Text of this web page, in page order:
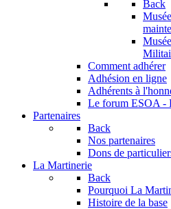
Back
Comment adhérer
Adhésion en ligne
Adhérents à
Le forum ESOA -
Partenaires
Back
Nos partenaires
Dons de
La Martinerie
Back
Pourquoi La
Histoire de la base